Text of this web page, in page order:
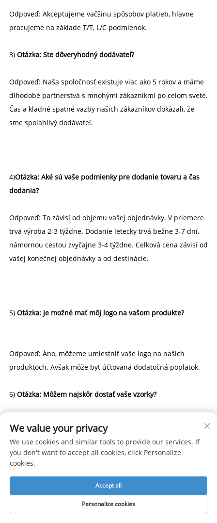
Odpoveď: Akceptujeme väčšinu spôsobov platieb, hlavne
pracujeme na základe T/T, L/C podmienok.
3) Otázka: Ste dôveryhodný dodávateľ?
Odpoveď: Naša spoločnosť existuje viac ako 5 rokov a máme
dlhodobé partnerstvá s mnohými zákazníkmi po celom svete.
Čas a kladné spätné väzby našich zákazníkov dokázali, že
sme spoľahlivý dodávateľ.
4)Otázka: Aké sú vaše podmienky pre dodanie tovaru a čas
dodania?
Odpoveď: To závisí od objemu vašej objednávky. V priemere
trvá výroba 2-3 týždne. Dodanie letecky trvá bežne 3-7 dní,
námornou cestou zvyčajne 3-4 týždne. Celková cena závisí od
vašej konečnej objednávky a od destinácie.
5) Otázka: Je možné mať môj logo na vašom produkte?
Odpoveď: Áno, môžeme umiestniť vaše logo na našich
produktoch. Avšak môže byť účtovaná dodatočná poplatok.
6) Otázka: Môžem najskôr dostať vaše vzorky?
pripraviť vzorku. Upozorňujeme, že v prípade objednávky
môže byť účtovaná poplatok za výrobu vzorky.
Odporúčané produkty
We value your privacy
We use cookies and similar tools to provide our services. If
you don't want to accept all cookies, click Personalize
cookies.
Personalize cookies
Accept all